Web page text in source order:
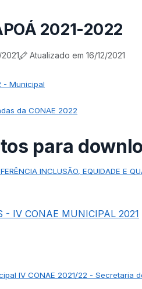
2021-2022
Atualizado em 16/12/2021
- Municipal
da CONAE 2022
para
INCLUSÃO, EQUIDADE E
- IV CONAE MUNICIPAL 2021
IV CONAE 2021/22 - Secretaria